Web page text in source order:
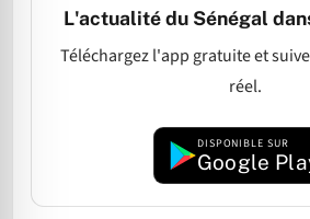
L'actualité du Sénégal
Téléchargez l'app gratuite et
réel.
DISPONIBLE SUR
Google